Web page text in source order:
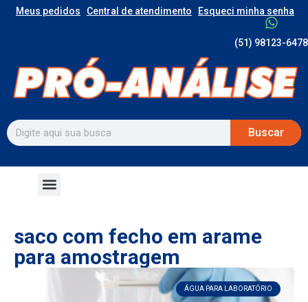
Meus pedidos Central de atendimento Esqueci minha senha
(51) 98123-6478
Buscar
saco com fecho em arame
para amostragem
ÁGUA PARA LABORATÓRIO